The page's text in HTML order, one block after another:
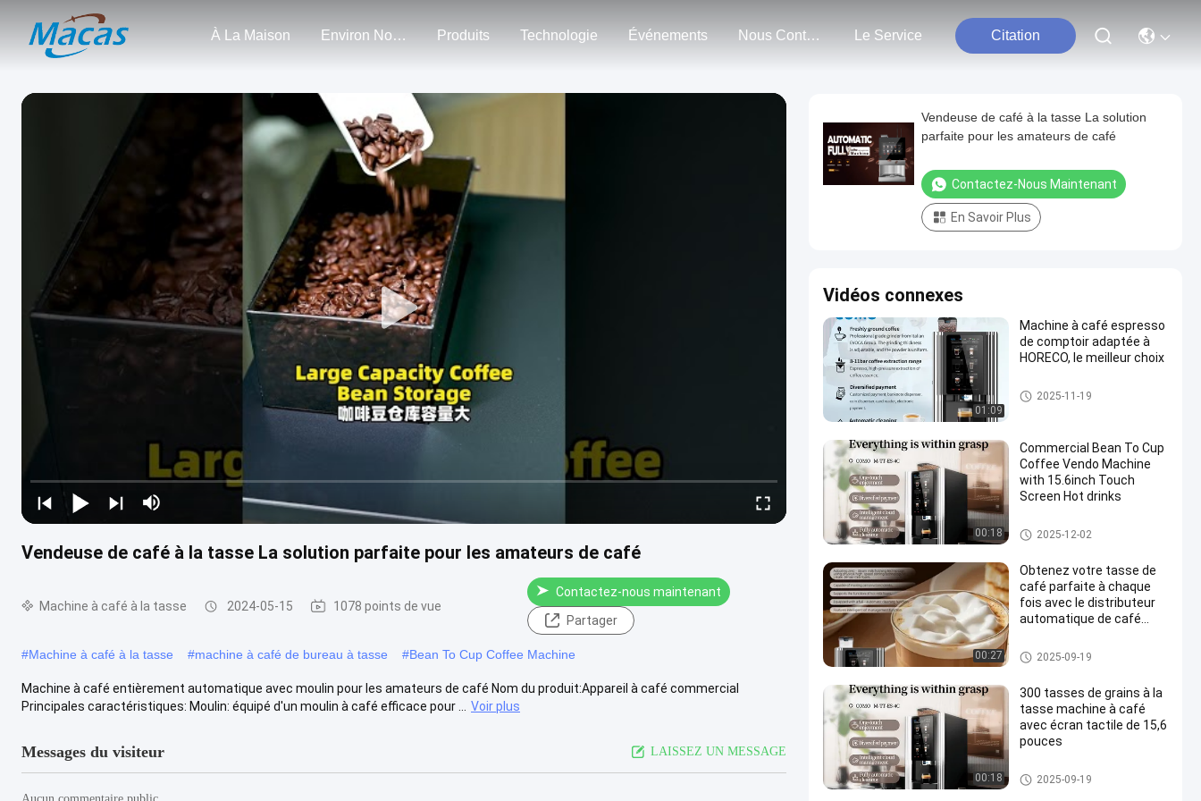
À La Maison Environ Nous Produits Technologie Événements Nous Contacter Le Service Citation
Vendeuse de café à la tasse La solution parfaite pour les amateurs de café
Machine à café à la tasse 2024-05-15 1078 points de vue
Contactez-nous maintenant
Partager
#Machine à café à la tasse #machine à café de bureau à tasse #Bean To Cup Coffee Machine
Machine à café entièrement automatique avec moulin pour les amateurs de café Nom du produit:Appareil à café commercial
Principales caractéristiques: Moulin: équipé d'un moulin à café efficace pour ...
Voir plus
Messages du visiteur LAISSEZ UN MESSAGE
Aucun commentaire public
Vendeuse de café à la tasse La solution
parfaite pour les amateurs de café
Contactez-Nous Maintenant
En Savoir Plus
Vidéos connexes
01:09
Machine à café espresso
de comptoir adaptée à
HORECO, le meilleur choix
Machine à café à la tasse
2025-11-19
00:18
Commercial Bean To Cup
Coffee Vendo Machine
with 15.6inch Touch
Screen Hot drinks
Machine à café à la tasse
2025-12-02
00:27
Obtenez votre tasse de
café parfaite à chaque
fois avec le distributeur
automatique de café
Machine à café à la tasse
2025-09-19
00:18
300 tasses de grains à la
tasse machine à café
avec écran tactile de 15,6
pouces
Machine à café à la tasse
2025-09-19